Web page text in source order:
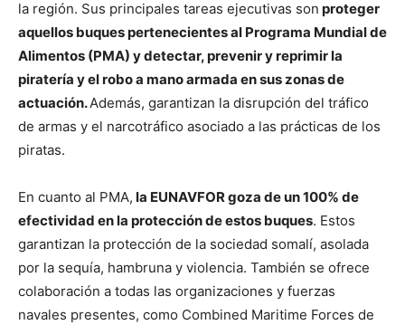
la región. Sus principales tareas ejecutivas son proteger
aquellos buques pertenecientes al Programa Mundial de
Alimentos (PMA) y detectar, prevenir y reprimir la
piratería y el robo a mano armada en sus zonas de
actuación.Además, garantizan la disrupción del tráfico
de armas y el narcotráfico asociado a las prácticas de los
piratas.
En cuanto al PMA, la EUNAVFOR goza de un 100% de
efectividad en la protección de estos buques. Estos
garantizan la protección de la sociedad somalí, asolada
por la sequía, hambruna y violencia. También se ofrece
colaboración a todas las organizaciones y fuerzas
navales presentes, como Combined Maritime Forces de